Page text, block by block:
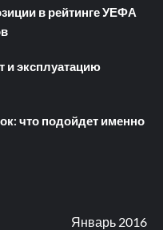
в рейтинге УЕФА
и эксплуатацию
что подойдет именно
Январь 2016